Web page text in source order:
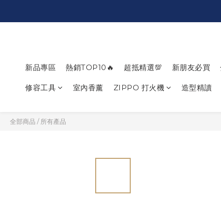
新品專區 熱銷TOP10🔥 超抵精選💯 新朋友必買
修容工具 室內香薰 ZIPPO 打火機 造型精讀
全部商品 /所有產品